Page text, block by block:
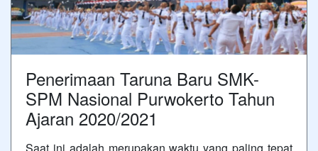
Penerimaan Taruna Baru SMK-
SPM Nasional Purwokerto Tahun
Ajaran 2020/2021
Saat ini adalah merupakan waktu yang paling tepat